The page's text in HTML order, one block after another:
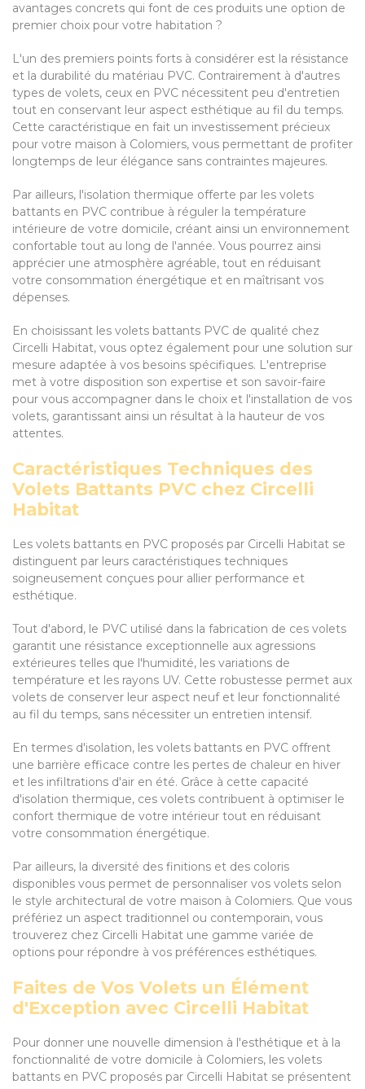
avantages concrets qui font de ces produits une option de
premier choix pour votre habitation ?
L'un des premiers points forts à considérer est la résistance
et la durabilité du matériau PVC. Contrairement à d'autres
types de volets, ceux en PVC nécessitent peu d'entretien
tout en conservant leur aspect esthétique au fil du temps.
Cette caractéristique en fait un investissement précieux
pour votre maison à Colomiers, vous permettant de profiter
longtemps de leur élégance sans contraintes majeures.
Par ailleurs, l'isolation thermique offerte par les volets
battants en PVC contribue à réguler la température
intérieure de votre domicile, créant ainsi un environnement
confortable tout au long de l'année. Vous pourrez ainsi
apprécier une atmosphère agréable, tout en réduisant
votre consommation énergétique et en maîtrisant vos
dépenses.
En choisissant les volets battants PVC de qualité chez
Circelli Habitat, vous optez également pour une solution sur
mesure adaptée à vos besoins spécifiques. L'entreprise
met à votre disposition son expertise et son savoir-faire
pour vous accompagner dans le choix et l'installation de vos
volets, garantissant ainsi un résultat à la hauteur de vos
attentes.
Caractéristiques Techniques des
Volets Battants PVC chez Circelli
Habitat
Les volets battants en PVC proposés par Circelli Habitat se
distinguent par leurs caractéristiques techniques
soigneusement conçues pour allier performance et
esthétique.
Tout d'abord, le PVC utilisé dans la fabrication de ces volets
garantit une résistance exceptionnelle aux agressions
extérieures telles que l'humidité, les variations de
température et les rayons UV. Cette robustesse permet aux
volets de conserver leur aspect neuf et leur fonctionnalité
au fil du temps, sans nécessiter un entretien intensif.
En termes d'isolation, les volets battants en PVC offrent
une barrière efficace contre les pertes de chaleur en hiver
et les infiltrations d'air en été. Grâce à cette capacité
d'isolation thermique, ces volets contribuent à optimiser le
confort thermique de votre intérieur tout en réduisant
votre consommation énergétique.
Par ailleurs, la diversité des finitions et des coloris
disponibles vous permet de personnaliser vos volets selon
le style architectural de votre maison à Colomiers. Que vous
préfériez un aspect traditionnel ou contemporain, vous
trouverez chez Circelli Habitat une gamme variée de
options pour répondre à vos préférences esthétiques.
Faites de Vos Volets un Élément
d'Exception avec Circelli Habitat
Pour donner une nouvelle dimension à l'esthétique et à la
fonctionnalité de votre domicile à Colomiers, les volets
battants en PVC proposés par Circelli Habitat se présentent